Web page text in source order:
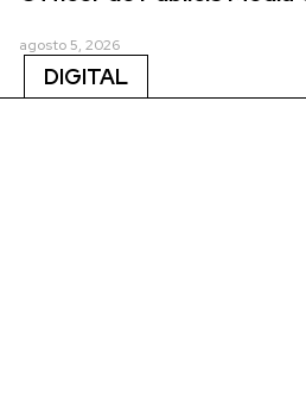
agosto 5, 2026
DIGITAL